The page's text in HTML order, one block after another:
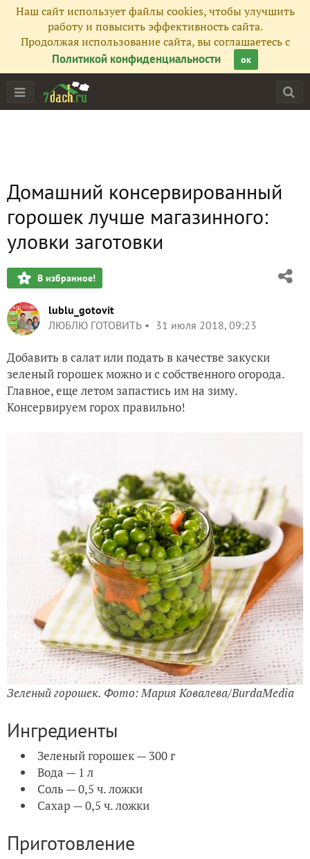
Наш сайт использует файлы cookies, чтобы улучшить
работу и повысить эффективность сайта.
Продолжая использование сайта, вы соглашаетесь с
Политикой конфиденциальности
ок
Домашний консервированный
горошек лучше магазинного:
уловки заготовки
В избранное!
lublu_gotovit
ЛЮБЛЮ ГОТОВИТЬ
31 июля 2018, 09:23
Добавить в салат или подать в качестве закуски
зеленый горошек можно и с собственного огорода.
Главное, еще летом запастись им на зиму.
Консервируем горох правильно!
Зеленый горошек. Фото: Мария Ковалева/BurdaMedia
Ингредиенты
Зеленый горошек — 300 г
Вода — 1 л
Соль — 0,5 ч. ложки
Сахар — 0,5 ч. ложки
Приготовление